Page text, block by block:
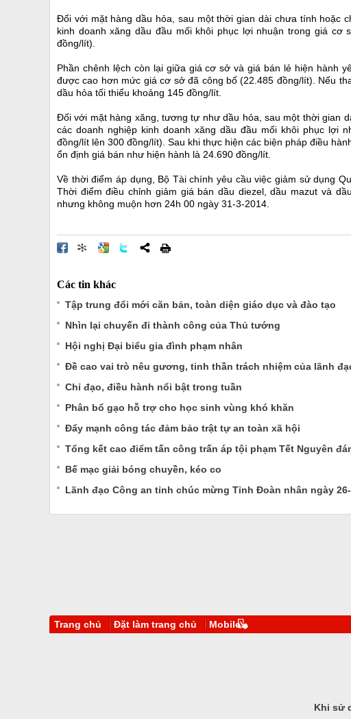
Đối với mặt hàng dầu hỏa, sau một thời gian dài chưa tính hoặc
kinh doanh xăng dầu đầu mối khôi phục lợi nhuận trong giá
đồng/lít).
Phần chênh lệch còn lại giữa giá cơ sở và giá bán lẻ hiện hành
được cao hơn mức giá cơ sở đã công bố (22.485 đồng/lít). Nếu
dầu hỏa tối thiểu khoảng 145 đồng/lít.
Đối với mặt hàng xăng, tương tự như dầu hỏa, sau một thời gian
các doanh nghiệp kinh doanh xăng dầu đầu mối khôi phục lợi
đồng/lít lên 300 đồng/lít). Sau khi thực hiện các biện pháp điều
ổn định giá bán như hiện hành là 24.690 đồng/lít.
Về thời điểm áp dụng, Bộ Tài chính yêu cầu việc giảm sử dụng
Thời điểm điều chỉnh giảm giá bán dầu diezel, dầu mazut và
nhưng không muộn hơn 24h 00 ngày 31-3-2014.
Các tin khác
Tập trung đổi mới căn bản, toàn diện giáo dục và đào tạo
Nhìn lại chuyến đi thành công của Thủ tướng
Hội nghị Đại biểu gia đình phạm nhân
Đề cao vai trò nêu gương, tinh thần trách nhiệm của lãnh
Chỉ đạo, điều hành nổi bật trong tuần
Phân bổ gạo hỗ trợ cho học sinh vùng khó khăn
Đẩy mạnh công tác đảm bảo trật tự an toàn xã hội
Tổng kết cao điểm tấn công trấn áp tội phạm Tết Nguyên
Bế mạc giải bóng chuyền, kéo co
Lãnh đạo Công an tỉnh chúc mừng Tỉnh Đoàn nhân ngày
Trang chủ Đặt làm trang chủ Mobile
Khi sử